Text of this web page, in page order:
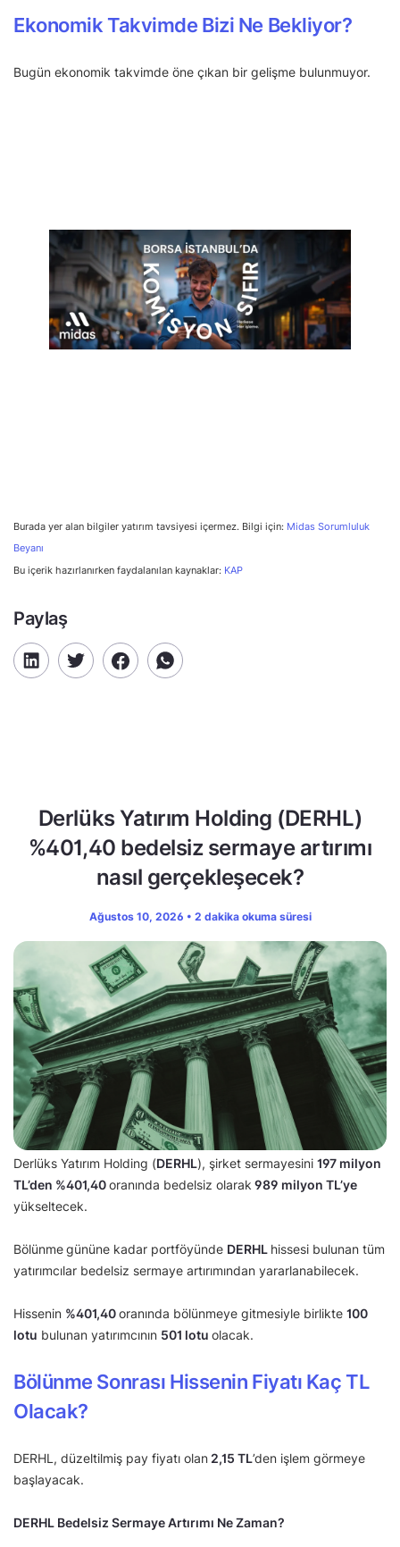
Ekonomik Takvimde Bizi Ne Bekliyor?
Bugün ekonomik takvimde öne çıkan bir gelişme bulunmuyor.
Burada yer alan bilgiler yatırım tavsiyesi içermez. Bilgi için: Midas Sorumluluk
Beyanı
Bu içerik hazırlanırken faydalanılan kaynaklar: KAP
Paylaş
Derlüks Yatırım Holding (DERHL)
%401,40 bedelsiz sermaye artırımı
nasıl gerçekleşecek?
Ağustos 10, 2026 • 2 dakika okuma süresi
Derlüks Yatırım Holding (DERHL), şirket sermayesini 197 milyon
TL’den %401,40oranında bedelsiz olarak 989 milyon TL’ye
yükseltecek.
Bölünmegününe kadar portföyünde DERHL hissesi bulunan tüm
yatırımcılar bedelsiz sermaye artırımından yararlanabilecek.
Hissenin %401,40oranında bölünmeye gitmesiyle birlikte 100
lotu bulunan yatırımcının 501 lotu olacak.
Bölünme Sonrası Hissenin Fiyatı Kaç TL
Olacak?
DERHL, düzeltilmiş pay fiyatı olan 2,15 TL’den işlem görmeye
başlayacak.
DERHL Bedelsiz Sermaye Artırımı Ne Zaman?